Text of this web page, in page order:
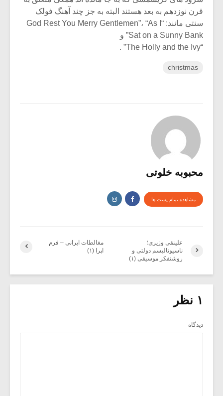
قرن نوزدهم به بعد هستند البته به جز چند آهنگ فولک
سنتی مانند: “God Rest You Merry Gentlemen”، “As I
Sat on a Sunny Bank” و
“The Holly and the Ivy” .
christmas
محبوبه خلوتی
مشاهده تمام پست ها
مغالطات ایرانی – فرم
اپرا (۱)
علینقی وزیری؛
ناسیونالیسم دولتی و
روشنفکر موسیقی (۱)
۱ نظر
دیدگاه